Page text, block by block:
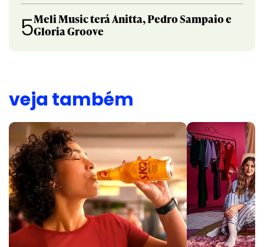
5Meli Music terá Anitta, Pedro Sampaio e
Gloria Groove
veja também